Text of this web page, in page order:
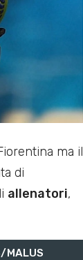
ma il
di
allenatori,
MALUS